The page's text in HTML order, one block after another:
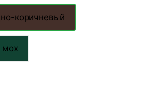
коричневый
мох